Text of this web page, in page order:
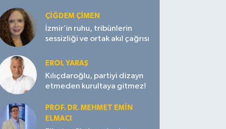
ÇIĞDEM ÇIMEN
İzmir’in ruhu, tribünlerin
sessizliği ve ortak akıl çağrısı
EROL YARAŞ
Kılıçdaroğlu, partiyi dizayn
etmeden kurultaya gitmez!
PROF. DR. MEHMET EMIN
ELMACI